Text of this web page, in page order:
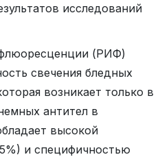
исследований
(РИФ)
свечения бледных
возникает только в
антител в
высокой
и специфичностью